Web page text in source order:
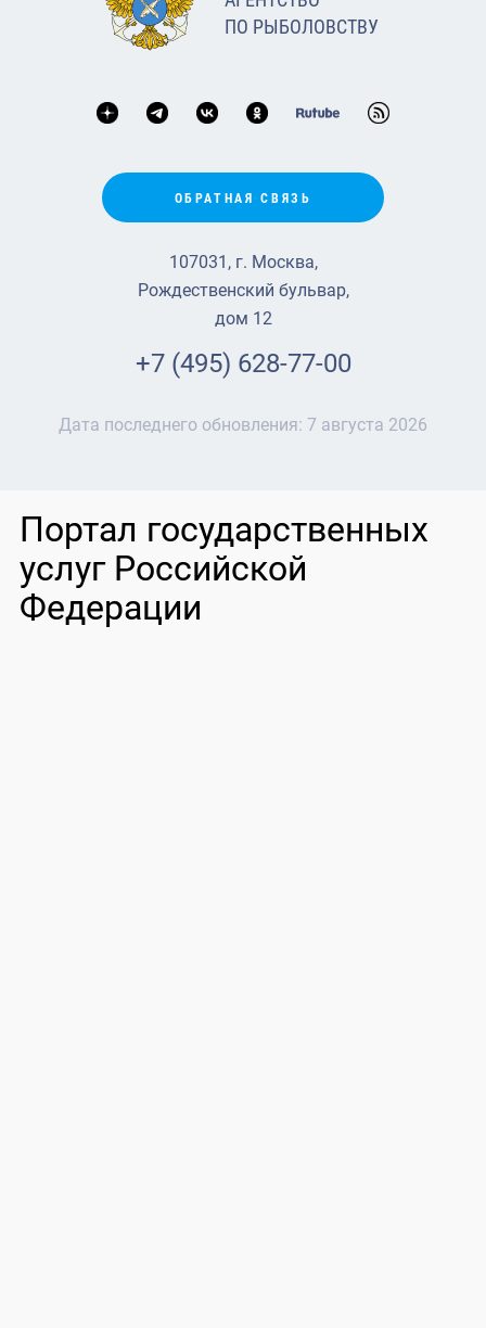
ПО РЫБОЛОВСТВУ
ОБРАТНАЯ СВЯЗЬ
107031, г. Москва,
Рождественский бульвар,
дом 12
+7 (495) 628-77-00
Дата последнего обновления: 7 августа 2026
Портал государственных
услуг Российской
Федерации